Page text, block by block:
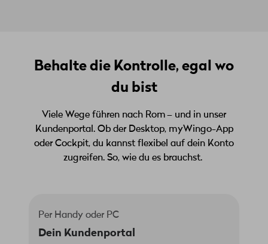
Behalte die Kontrolle, egal wo
du bist
Viele Wege führen nach Rom – und in unser
Kundenportal. Ob der Desktop, myWingo-App
oder Cockpit, du kannst flexibel auf dein Konto
zugreifen. So, wie du es brauchst.
Per Handy oder PC
Dein Kundenportal